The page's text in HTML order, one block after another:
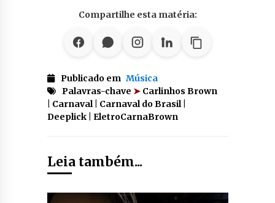
Compartilhe esta matéria:
Publicado em Música
Palavras-chave ➤Carlinhos Brown
| Carnaval | Carnaval do Brasil |
Deeplick | EletroCarnaBrown
Leia também...